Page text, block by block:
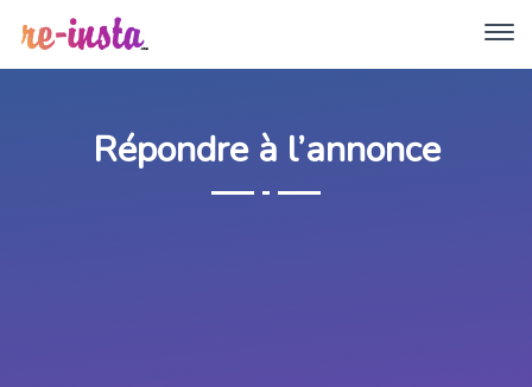
Répondre à l’annonce